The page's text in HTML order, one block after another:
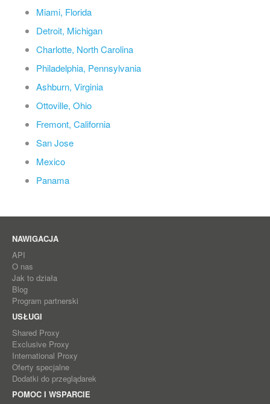
Miami, Florida
Detroit, Michigan
Charlotte, North Carolina
Philadelphia, Pennsylvania
Ashburn, Virginia
Ottoville, Ohio
Fremont, California
San Jose
Mexico
Panama
NAWIGACJA
API
O nas
Jak to działa
Blog
Program partnerski
USŁUGI
Shared Proxy
Exclusive Proxy
International Proxy
Oferty specjalne
Dodatki do przeglądarek
POMOC I WSPARCIE